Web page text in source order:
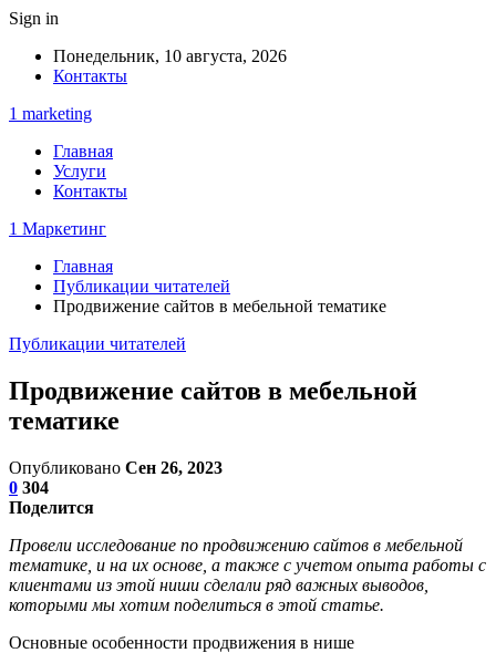
Sign in
Понедельник, 10 августа, 2026
Контакты
1 marketing
Главная
Услуги
Контакты
1 Маркетинг
Главная
Публикации читателей
Продвижение сайтов в мебельной тематике
Публикации читателей
Продвижение сайтов в мебельной
тематике
Опубликовано Сен 26, 2023
0 304
Поделится
Провели исследование по продвижению сайтов в мебельной
тематике, и на их основе, а также с учетом опыта работы с
клиентами из этой ниши сделали ряд важных выводов,
которыми мы хотим поделиться в этой статье.
Основные особенности продвижения в нише